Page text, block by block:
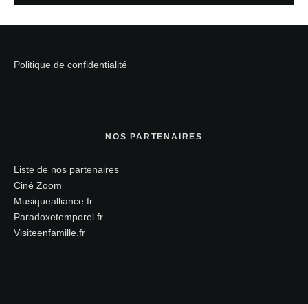
Politique de confidentialité
NOS PARTENAIRES
Liste de nos partenaires
Ciné Zoom
Musiquealliance.fr
Paradoxetemporel.fr
Visiteenfamille.fr